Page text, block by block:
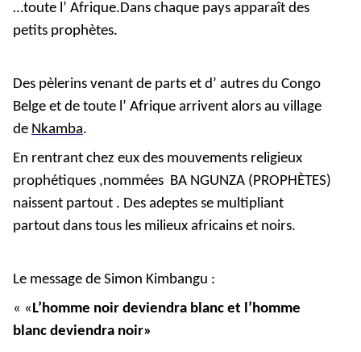
…toute l’ Afrique.Dans chaque pays apparaît des
petits prophètes.
Des pèlerins venant de parts et d’ autres du Congo
Belge et de toute l’ Afrique arrivent alors au village
de Nkamba.
En rentrant chez eux des mouvements religieux
prophétiques ,nommées BA NGUNZA (PROPHÈTES)
naissent partout . Des adeptes se multipliant
partout dans tous les milieux africains et noirs.
Le message de Simon Kimbangu :
« «L’homme noir deviendra blanc et l’homme
blanc deviendra noir»